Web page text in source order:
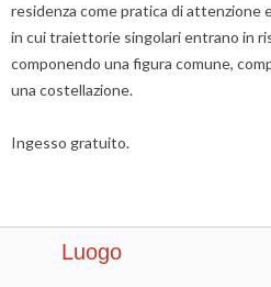
residenza come pratica di attenzione
in cui traiettorie singolari entrano in
componendo una figura comune,
una costellazione.
Ingesso gratuito.
Luogo